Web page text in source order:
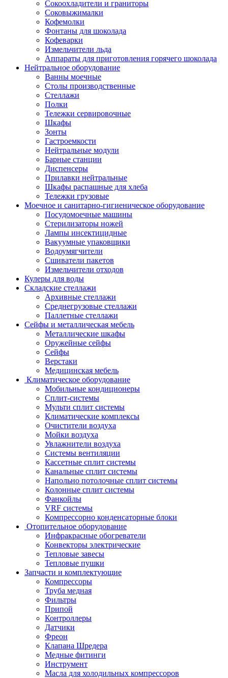
Сокоохладители и граниторы
Соковыжималки
Кофемолки
Фонтаны для шоколада
Кофеварки
Измельчители льда
Аппараты для приготовления горячего шоколада
Нейтральное оборудование
Ванны моечные
Столы производственные
Стеллажи
Полки
Тележки сервировочные
Шкафы
Зонты
Гастроемкости
Нейтральные модули
Барные станции
Диспенсеры
Прилавки нейтральные
Шкафы распашные для хлеба
Тележки грузовые
Моечное и санитарно-гигиеническое оборудование
Посудомоечные машины
Стерилизаторы ножей
Лампы инсектицидные
Вакуумные упаковщики
Водоумягчители
Сшиватели пакетов
Измельчители отходов
Кулеры для воды
Складские стеллажи
Архивные стеллажи
Среднегрузовые стеллажи
Паллетные стеллажи
Сейфы и металлическая мебель
Металлические шкафы
Оружейные сейфы
Сейфы
Верстаки
Медицинская мебель
Климатическое оборудование
Мобильные кондиционеры
Сплит-системы
Мульти сплит системы
Климатические комплексы
Очистители воздуха
Мойки воздуха
Увлажнители воздуха
Системы вентиляции
Кассетные сплит системы
Канальные сплит системы
Напольно потолочные сплит системы
Колонные сплит системы
Фанкойлы
VRF системы
Компрессорно конденсаторные блоки
Отопительное оборудование
Инфракрасные обогреватели
Конвекторы электрические
Тепловые завесы
Тепловые пушки
Запчасти и комплектующие
Компрессоры
Труба медная
Фильтры
Припой
Контроллеры
Датчики
Фреон
Клапана Шредера
Медные фитинги
Инструмент
Масла для холодильных компрессоров